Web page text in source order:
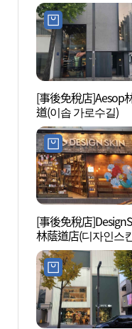
[事後免稅店]Aesop
道(이솝 가로수길)
[事後免稅店
林蔭道店(디자인스
로수길점)